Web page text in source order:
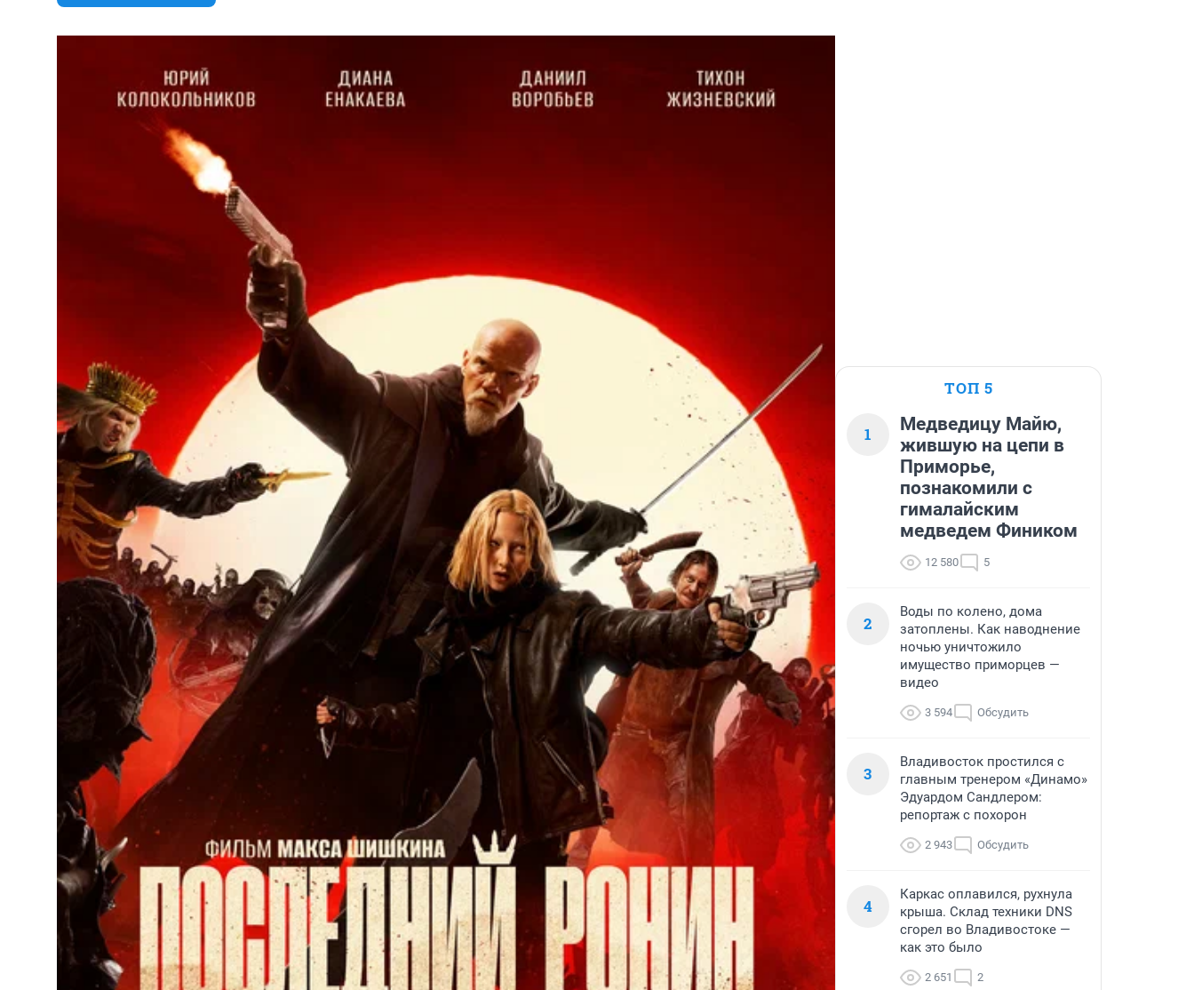
ТОП 5
1
Медведицу Майю,
жившую на цепи в
Приморье,
познакомили с
гималайским
медведем Фиником
12 580 5
2
Воды по колено, дома
затоплены. Как наводнение
ночью уничтожило
имущество приморцев —
видео
3 594 Обсудить
3
Владивосток простился с
главным тренером «Динамо»
Эдуардом Сандлером:
репортаж с похорон
2 943 Обсудить
4
Каркас оплавился, рухнула
крыша. Склад техники DNS
сгорел во Владивостоке —
как это было
2 651 2